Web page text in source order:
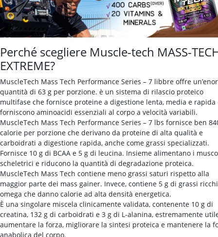
Perché scegliere Muscle-tech MASS-
EXTREME?
MuscleTech Mass Tech Performance Series – 7 libbre offre
quantità di 63 g per porzione. è un sistema di rilascio proteico
multifase che fornisce proteine ​​a digestione lenta, media e rapida
forniscono aminoacidi essenziali al corpo a velocità variabili.
MuscleTech Mass Tech Performance Series – 7 lbs fornisce ben
calorie per porzione che derivano da proteine ​​di alta qualità e
carboidrati a digestione rapida, anche come grassi specializzati.
Fornisce 10 g di BCAA e 5 g di leucina. Insieme alimentano i
scheletrici e riducono la quantità di degradazione proteica.
MuscleTech Mass Tech contiene meno grassi saturi rispetto alla
maggior parte dei mass gainer. Invece, contiene 5 g di grassi
omega che danno calorie ad alta densità energetica.
È una singolare miscela clinicamente validata, contenente 10 g di
creatina, 132 g di carboidrati e 3 g di L-alanina, estremamente
aumentare la forza, migliorare la sintesi proteica e mantenere la
anabolica del corpo.